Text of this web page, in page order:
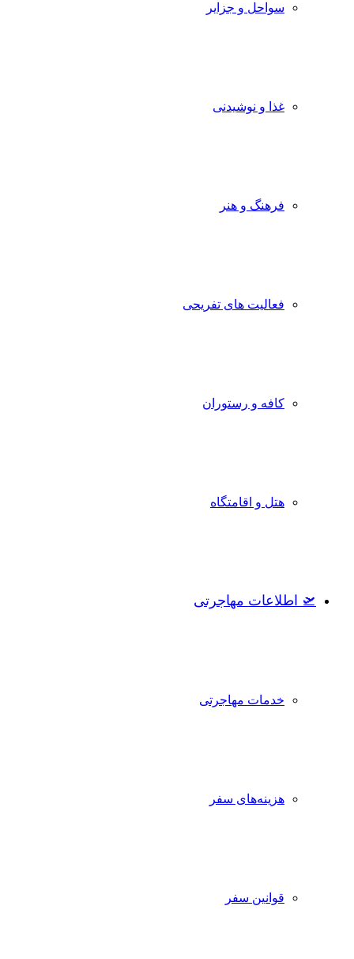
سواحل و جزایر
غذا و نوشیدنی
فرهنگ و هنر
فعالیت های تفریحی
کافه و رستوران
هتل و اقامتگاه
🛫 اطلاعات مهاجرتی
خدمات مهاجرتی
هزینه‌های سفر
قوانین سفر